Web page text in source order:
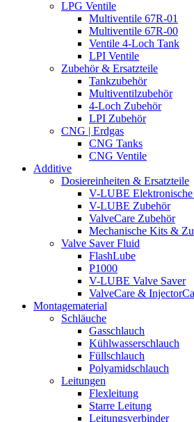
LPG Ventile
Multiventile 67R-01
Multiventile 67R-00
Ventile 4-Loch Tank
LPI Ventile
Zubehör & Ersatzteile
Tankzubehör
Multiventilzubehör
4-Loch Zubehör
LPI Zubehör
CNG | Erdgas
CNG Tanks
CNG Ventile
Additive
Dosiereinheiten & Ersatzteile
V-LUBE
V-LUBE Zubehör
ValveCare Zubehör
Mechanische Kits &
Valve Saver Fluid
FlashLube
P1000
V-LUBE Valve Saver
ValveCare &
Montagematerial
Schläuche
Gasschlauch
Kühlwasserschlauch
Füllschlauch
Polyamidschlauch
Leitungen
Flexleitung
Starre Leitung
Leitungsverbinder